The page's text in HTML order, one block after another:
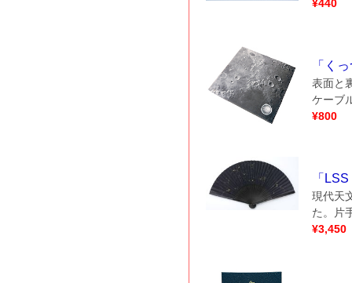
¥440
「 く
表面と
ケーブ
¥800
「
現代天
た。片
¥3,450